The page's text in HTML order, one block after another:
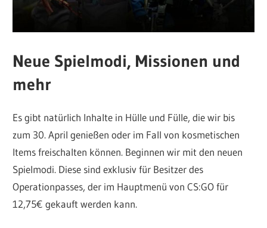
Neue Spielmodi, Missionen und
mehr
Es gibt natürlich Inhalte in Hülle und Fülle, die wir bis
zum 30. April genießen oder im Fall von kosmetischen
Items freischalten können. Beginnen wir mit den neuen
Spielmodi. Diese sind exklusiv für Besitzer des
Operationpasses, der im Hauptmenü von CS:GO für
12,75€ gekauft werden kann.